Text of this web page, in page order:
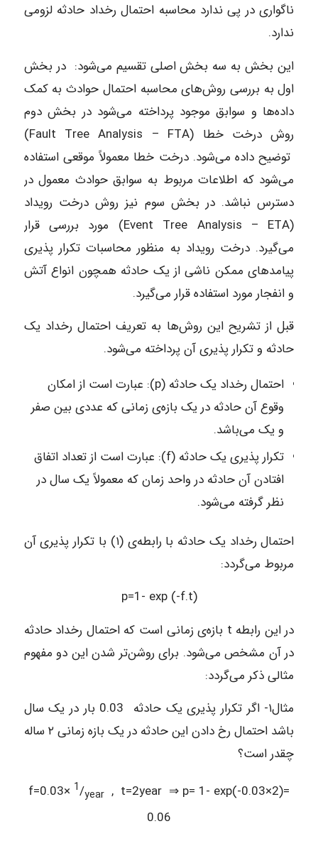
ناگواری در پی ندارد محاسبه احتمال رخداد حادثه لزومی
ندارد.
این بخش به سه بخش اصلی تقسیم می‌شود: در بخش
اول به بررسی روش‌های محاسبه احتمال حوادث به کمک
داده‌ها و سوابق موجود پرداخته می‌شود در بخش دوم
روش درخت خطا (Fault Tree Analysis – FTA)
توضیح داده می‌شود. درخت خطا معمولاً موقعی استفاده
می‌شود که اطلاعات مربوط به سوابق حوادث معمول در
دسترس نباشد. در بخش سوم نیز روش درخت رویداد
(Event Tree Analysis – ETA) مورد بررسی قرار
می‌گیرد. درخت رویداد به منظور محاسبات تکرار پذیری
پیامدهای ممکن ناشی از یک حادثه همچون انواع آتش
و انفجار مورد استفاده قرار می‌گیرد.
قبل از تشریح این روش‌ها به تعریف احتمال رخداد یک
حادثه و تکرار پذیری آن پرداخته می‌شود.
احتمال رخداد یک حادثه (p): عبارت است از امکان
وقوع آن حادثه در یک بازه‌ی زمانی که عددی بین صفر
و یک می‌باشد.
تکرار پذیری یک حادثه (f): عبارت است از تعداد اتفاق
افتادن آن حادثه در واحد زمان که معمولاً یک سال در
نظر گرفته می‌شود.
احتمال رخداد یک حادثه با رابطه‌ی (۱) با تکرار پذیری آن
مربوط می‌گردد:
p=1- exp (-f.t)
در این رابطه t بازه‌ی زمانی است که احتمال رخداد حادثه
در آن مشخص می‌شود. برای روشن‌تر شدن این دو مفهوم
مثالی ذکر می‌گردد:
مثال۱- اگر تکرار پذیری یک حادثه 0.03 بار در یک سال
باشد احتمال رخ دادن این حادثه در یک بازه زمانی ۲ ساله
چقدر است؟
f=0.03× 1/year , t=2year ⇒ p= 1- exp(-0.03×2)=
0.06